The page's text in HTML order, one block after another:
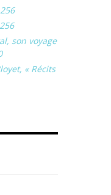
son voyage
« Récits